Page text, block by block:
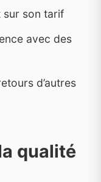
sur son tarif
avec des
d’autres
qualité